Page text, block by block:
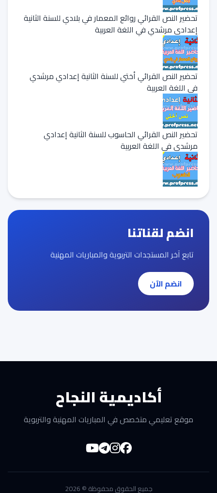
تحضير النص القرائي روائع المعمار في بلادي للسنة الثانية
إعدادي مرشدي في اللغة العربية
تحضير النص القرائي أختي للسنة الثانية إعدادي مرشدي
في اللغة العربية
تحضير النص القرائي الحاسوب للسنة الثانية إعدادي
مرشدي في اللغة العربية
انضم لقناتنا
تابع آخر المستجدات التربوية والمباريات المهنية
انضم الآن
أكاديمية النجاح
موقع تعليمي متخصص في المباريات المهنية والتربوية
جميع الحقوق محفوظة © 2026